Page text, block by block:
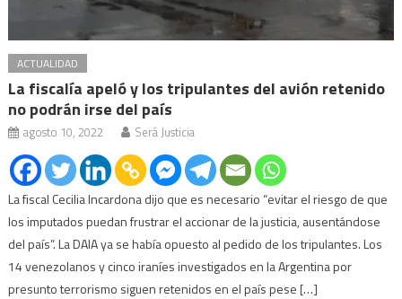
ACTUALIDAD
La fiscalía apeló y los tripulantes del avión retenido
no podrán irse del país
agosto 10, 2022 Será Justicia
La fiscal Cecilia Incardona dijo que es necesario “evitar el riesgo de que
los imputados puedan frustrar el accionar de la justicia, ausentándose
del país”. La DAIA ya se había opuesto al pedido de los tripulantes. Los
14 venezolanos y cinco iraníes investigados en la Argentina por
presunto terrorismo siguen retenidos en el país pese […]